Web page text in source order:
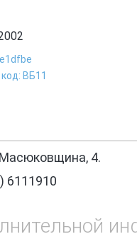
ВБ11
4.
6111910